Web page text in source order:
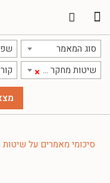
סוג המאמר
× שיטות מחקר בחינוך
סיכומי מאמרים על שיטות